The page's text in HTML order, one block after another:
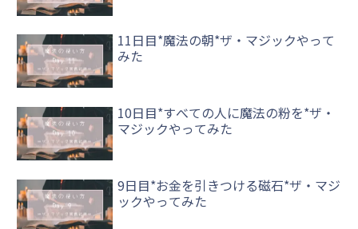
11日目*魔法の朝*ザ・マジックやって
みた
10日目*すべての人に魔法の粉を*ザ・
マジックやってみた
9日目*お金を引きつける磁石*ザ・マジ
ックやってみた